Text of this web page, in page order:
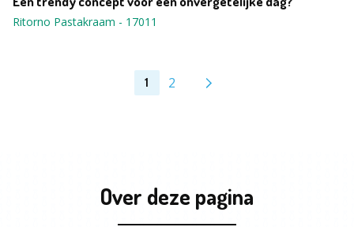
Ritorno Pastakraam - 17011
1 2
Over deze pagina